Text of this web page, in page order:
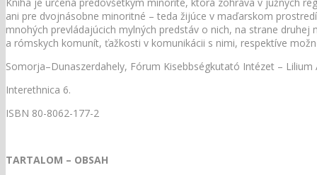
ani pre dvojnásobne minoritné – teda žijúce v maďarskom
mnohých prevládajúcich mylných predstáv o nich, na strane
a rómskych komunít, ťažkosti v komunikácii s nimi, respektíve
Somorja–Dunaszerdahely, Fórum Kisebbségkutató Intézet –
Interethnica 6.
ISBN 80-8062-177-2
TARTALOM – OBSAH